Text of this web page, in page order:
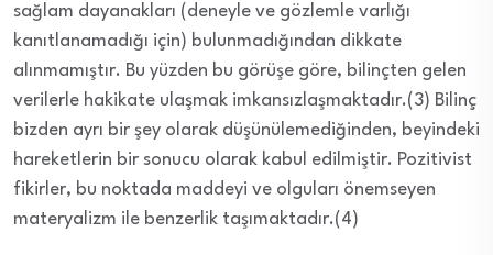
sağlam dayanakları (deneyle ve gözlemle varlığı
kanıtlanamadığı için) bulunmadığından dikkate
alınmamıştır. Bu yüzden bu görüşe göre, bilinçten gelen
verilerle hakikate ulaşmak imkansızlaşmaktadır.(3) Bilinç
bizden ayrı bir şey olarak düşünülemediğinden, beyindeki
hareketlerin bir sonucu olarak kabul edilmiştir. Pozitivist
fikirler, bu noktada maddeyi ve olguları önemseyen
materyalizm ile benzerlik taşımaktadır.(4)